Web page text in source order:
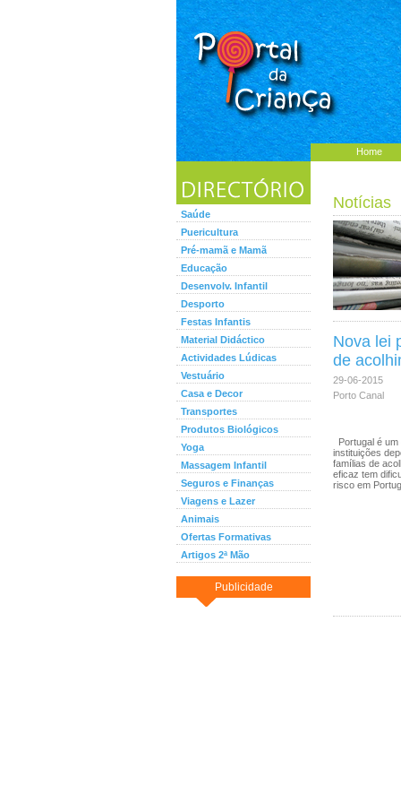
Home
Saúde
Puericultura
Pré-mamã e Mamã
Educação
Desenvolv. Infantil
Desporto
Festas Infantis
Material Didáctico
Actividades Lúdicas
Vestuário
Casa e Decor
Transportes
Produtos Biológicos
Yoga
Massagem Infantil
Seguros e Finanças
Viagens e Lazer
Animais
Ofertas Formativas
Artigos 2ª Mão
Publicidade
Notícias
Nova lei
de
29-06-2015
Porto Canal
Portugal é
instituições
famílias de
eficaz tem
risco em